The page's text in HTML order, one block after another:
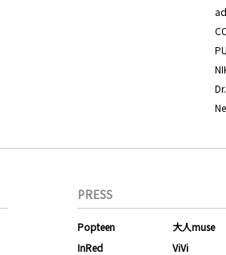
PRESS
Popteen 大人muse
InRed
ViVi